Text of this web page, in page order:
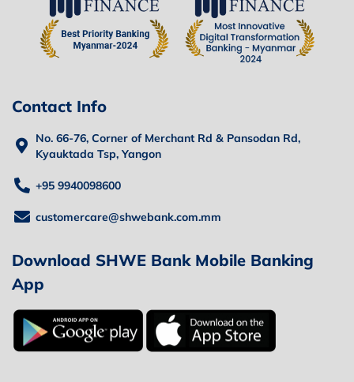
Contact Info
No. 66-76, Corner of Merchant Rd & Pansodan Rd,
Kyauktada Tsp, Yangon
+95 9940098600
customercare@shwebank.com.mm
Download SHWE Bank Mobile Banking
App